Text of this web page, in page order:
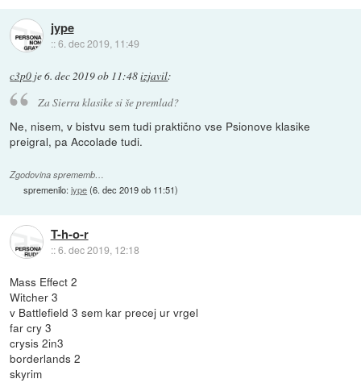
jype
::6. dec 2019, 11:49
c3p0 je6. dec 2019 ob 11:48izjavil:
Za Sierra klasike si še premlad?
Ne, nisem, v bistvu sem tudi praktično vse Psionove klasike
preigral, pa Accolade tudi.
Zgodovina sprememb…
spremenilo:jype(6. dec 2019 ob 11:51)
T-h-o-r
::6. dec 2019, 12:18
Mass Effect 2
Witcher 3
v Battlefield 3 sem kar precej ur vrgel
far cry 3
crysis 2in3
borderlands 2
skyrim